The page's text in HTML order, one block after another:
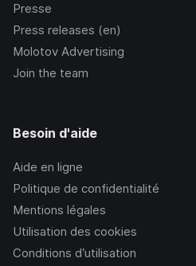
Presse
Press releases (en)
Molotov Advertising
Join the team
Besoin d'aide
Aide en ligne
Politique de confidentialité
Mentions légales
Utilisation des cookies
Conditions d’utilisation